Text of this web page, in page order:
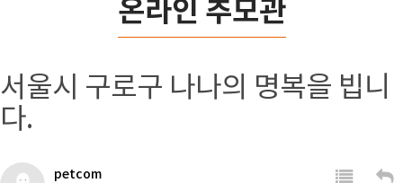
온라인 추모관
서울시 구로구 나나의 명복을 빕니
다.
petcom